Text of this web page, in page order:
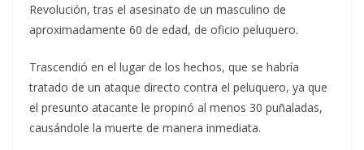
Revolución, tras el asesinato de un masculino de
aproximadamente 60 de edad, de oficio peluquero.
Trascendió en el lugar de los hechos, que se habría
tratado de un ataque directo contra el peluquero, ya que
el presunto atacante le propinó al menos 30 puñaladas,
causándole la muerte de manera inmediata.